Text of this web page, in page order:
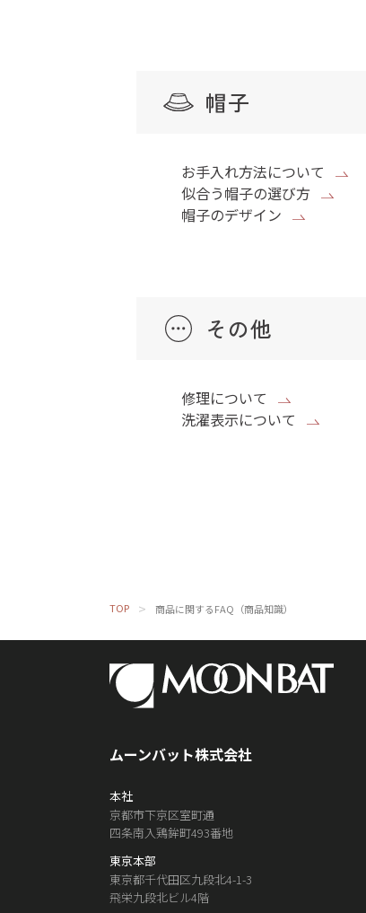
帽子
お手入れ方法について
似合う帽子の選び方
帽子のデザイン
その他
修理について
洗濯表示について
TOP 商品に関するFAQ（商品知識）
ムーンバット株式会社
本社
京都市下京区室町通
四条南入鶏鉾町493番地
東京本部
東京都千代田区九段北4-1-3
飛栄九段北ビル4階